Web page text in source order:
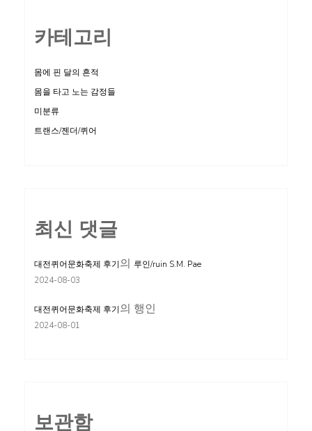
카테고리
몸에 핀 달의 흔적
몸을 타고 노는 감정들
미분류
트랜스/젠더/퀴어
최신 댓글
대전퀴어문화축제 후기의 루인/ruin S.M. Pae
2024-08-03
대전퀴어문화축제 후기의 행인
2024-08-01
보관함